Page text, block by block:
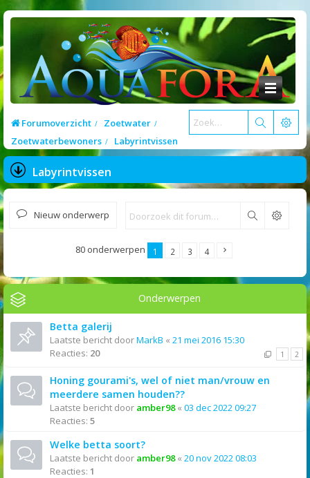
Forumoverzicht
Zoetwater
Zoetwaterbewoners
Labyrintvissen
Labyrintvissen
Nieuw onderwerp Zoek
80 onderwerpen 1 2 3 4
Onderwerpen
Betta galerij
Laatste bericht doorMarkB « 21 mei 2016 15:30
Reacties: 20 1 2
Honing gourami's, wel of niet man/vrouw en
meerdere samen houden??
Laatste bericht door amber98« 03 dec 2022 09:27
Reacties: 5
Welke betta soort?
Laatste bericht door amber98« 20 nov 2022 08:03
Reacties: 1